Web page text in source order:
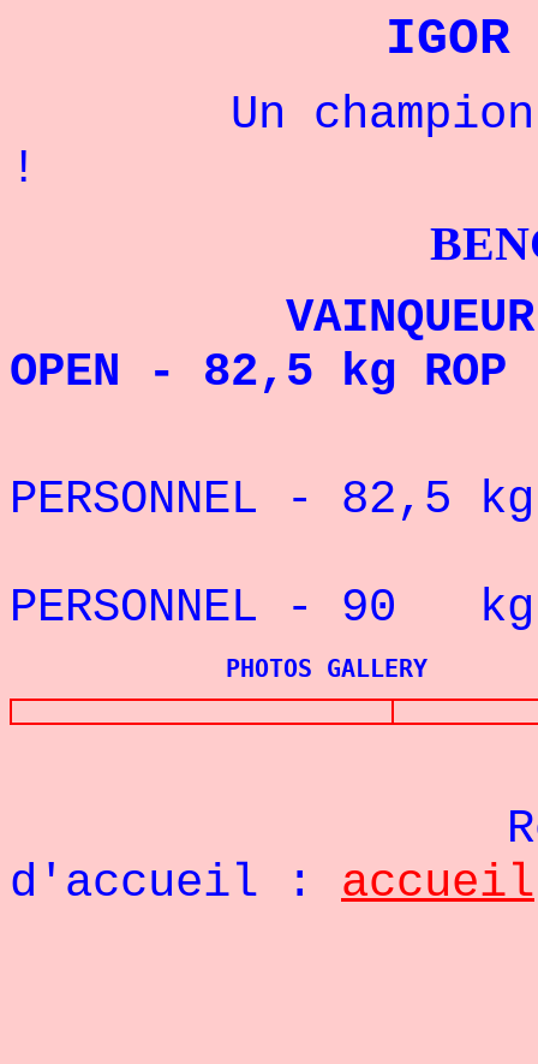
IGOR
Un champion
!
VAINQUEUR DE
OPEN - 82,5 kg
PERSONNEL - 82, 5
PERSONNEL - 90
PHOTOS GALLERY
d'accueil : accueil